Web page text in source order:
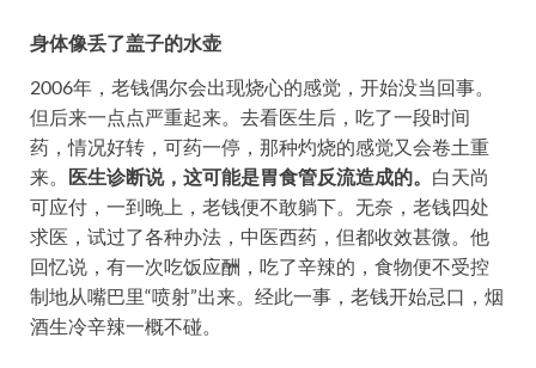
身体像丢了盖子的水壶
2006年，老钱偶尔会出现烧心的感觉，开始没当回事。
但后来一点点严重起来。去看医生后，吃了一段时间
药，情况好转，可药一停，那种灼烧的感觉又会卷土重
来。
医生诊断说，这可能是胃食管反流造成的。 白天尚
可应付，一到晚上，老钱便不敢躺下。 无奈，老钱四处
求医，试过了各种办法，中医西药，但都收效甚微。他
回忆说，有一次吃饭应酬，吃了辛辣的，食物便不受控
制地从嘴巴里“喷射”出来。经此一事，老钱开始忌口，烟
酒生冷辛辣一概不碰。